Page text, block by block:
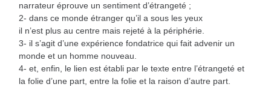
narrateur éprouve un sentiment d’étrangeté ;
2- dans ce monde étranger qu’il a sous les yeux
il n’est plus au centre mais rejeté à la périphérie.
3- il s’agit d’une expérience fondatrice qui fait advenir un
monde et un homme nouveau.
4- et, enfin, le lien est établi par le texte entre l’étrangeté et
la folie d’une part, entre la folie et la raison d’autre part.